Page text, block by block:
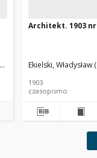
Red.
Architekt. 1903 nr
Ekielski, Władysław
1903
czasopismo